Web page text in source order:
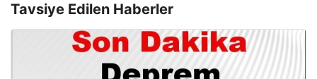
Tavsiye Edilen Haberler